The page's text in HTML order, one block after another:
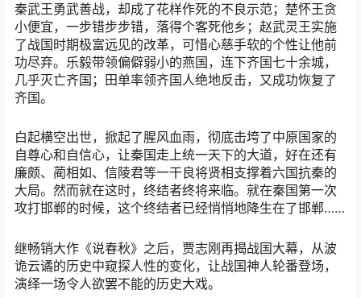
秦武王勇武善战，却成了花样作死的不良示范；楚怀王贪
小便宜，一步错步步错，落得个客死他乡；赵武灵王实施
了战国时期极富远见的改革，可惜心慈手软的个性让他前
功尽弃。乐毅带领偏僻弱小的燕国，连下齐国七十余城，
几乎灭亡齐国；田单率领齐国人绝地反击，又成功恢复了
齐国。
白起横空出世，掀起了腥风血雨，彻底击垮了中原国家的
自尊心和自信心，让秦国走上统一天下的大道，好在还有
廉颇、蔺相如、信陵君等一干良将贤相支撑着六国抗秦的
大局。然而就在这时，终结者终将来临。就在秦国第一次
攻打邯郸的时候，这个终结者已经悄悄地降生在了邯郸……
继畅销大作《说春秋》之后，贾志刚再揭战国大幕，从波
诡云谲的历史中窥探人性的变化，让战国神人轮番登场，
演绎一场令人欲罢不能的历史大戏。